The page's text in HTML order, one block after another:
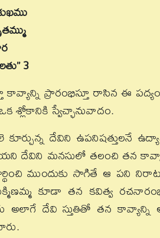
3
కావ్యాన్ని ప్రారంభిస్తూ రాసిన ఈ
శ్లోకానికి స్వేచ్ఛానువాదం.
దేవిని ఉపనిషత్తులనే
దేవిని మనసులో తలంచి తన
ముందుకు సాగితే ఆ పని
కూడా తన కవిత్వ
దేవి స్తుతితో తన కావ్యాన్ని